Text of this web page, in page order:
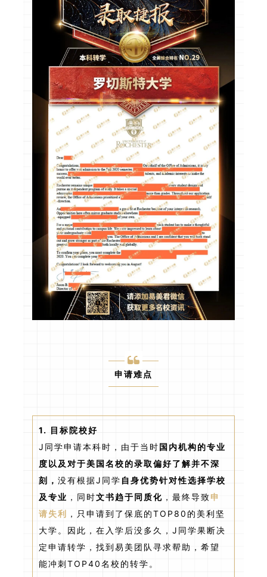
申请难点
1. 目标院校好
J同学申请本科时，由于当时国内机构的专业
度以及对于美国名校的录取偏好了解并不深
刻， 没有根据J同学 自身优势针对性选择学校
及专业 ，同时文书趋于同质化 ，最终导致申
请失利 ，只申请到了保底的TOP80的美利坚
大学。因此，在入学后没多久，J同学果断决
定申请转学，找到易美团队寻求帮助，希望
能冲刺TOP40名校的转学。